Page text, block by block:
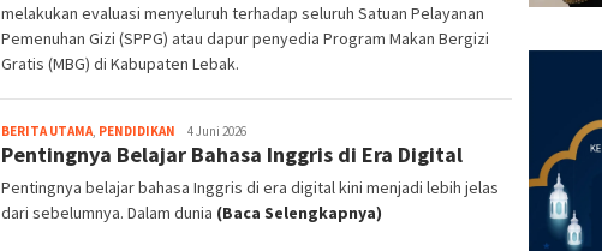
melakukan evaluasi menyeluruh terhadap seluruh Satuan Pelayanan
Pemenuhan Gizi (SPPG) atau dapur penyedia Program Makan Bergizi
Gratis (MBG) di Kabupaten Lebak.
BERITA UTAMA, PENDIDIKAN bg-
admin
4 Juni 2026
Pentingnya Belajar Bahasa Inggris di Era Digital
Pentingnya belajar bahasa Inggris di era digital kini menjadi lebih jelas
dari sebelumnya. Dalam dunia (Baca Selengkapnya)